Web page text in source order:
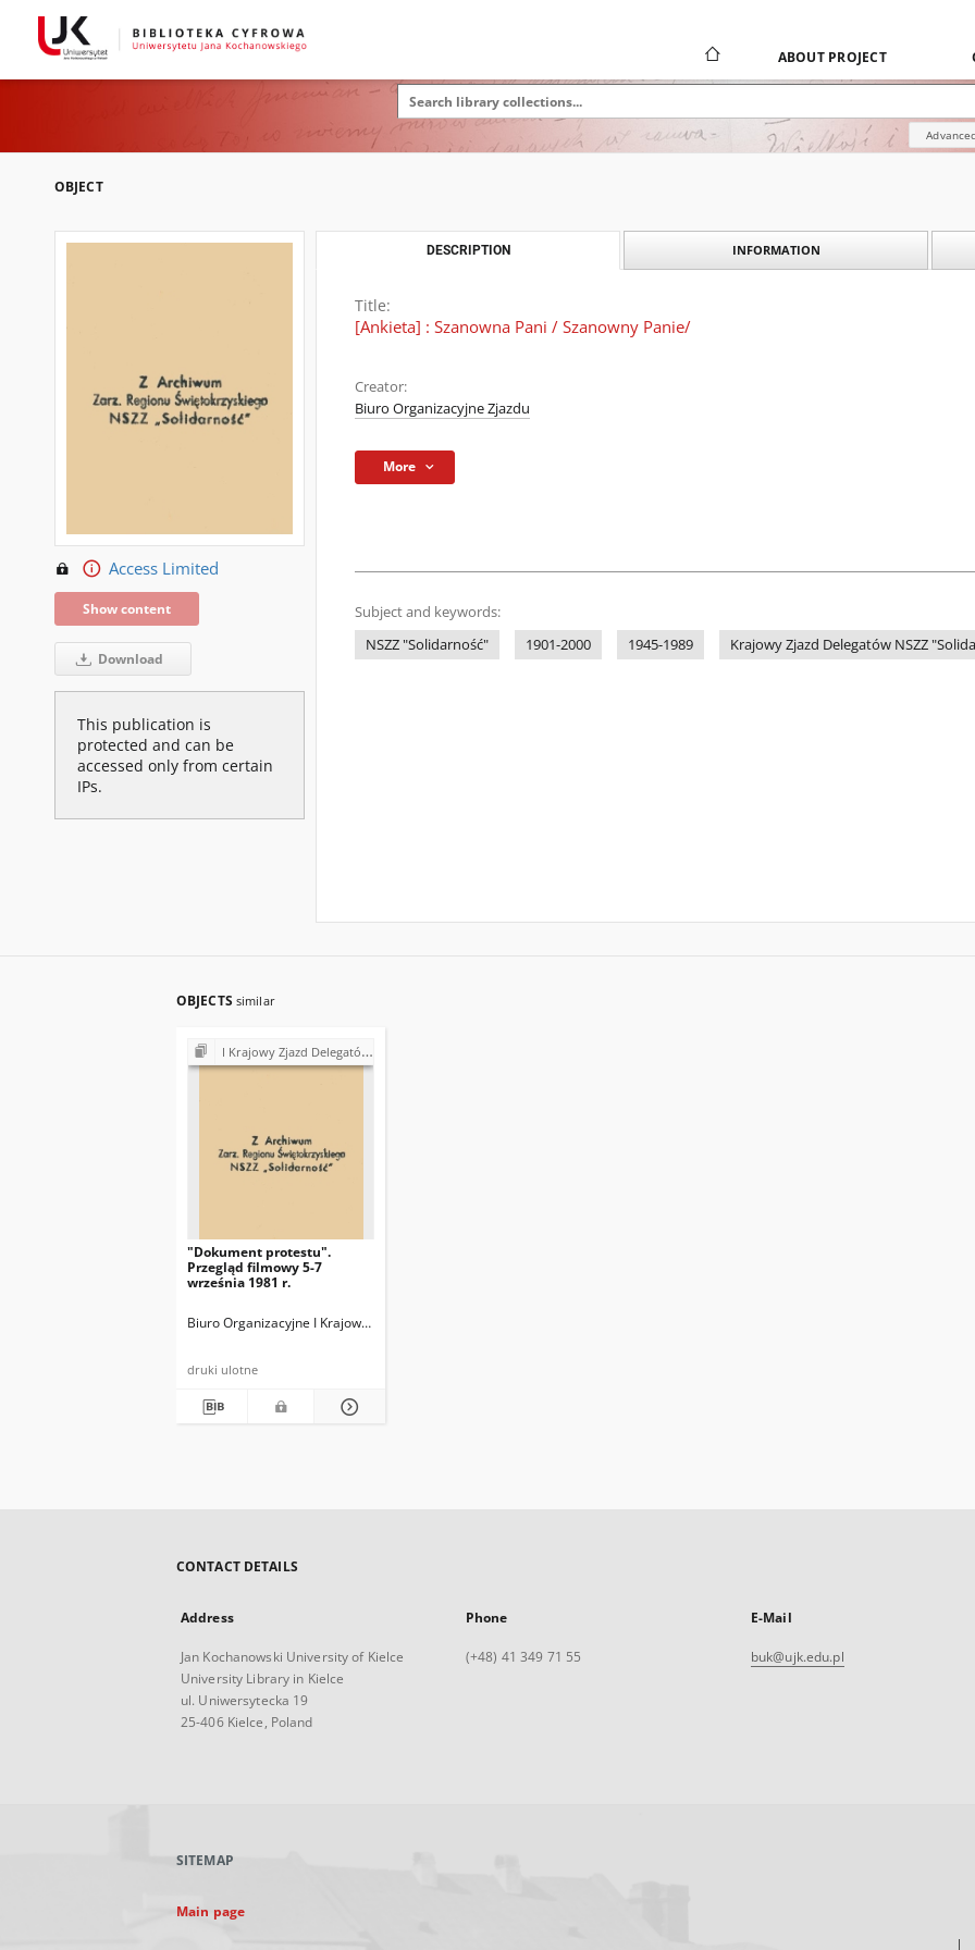
ABOUT PROJECT
OBJECT
Access Limited
Show content
Download
This publication is
protected and can be
accessed only from certain
IPs.
DESCRIPTION INFORMATION
Title:
[Ankieta] : Szanowna Pani / Szanowny Panie/
Creator:
Biuro Organizacyjne Zjazdu
More
Subject and keywords:
NSZZ "Solidarność"
1901-2000 1945-1989 Krajowy Zjazd Delegatów NSZZ
OBJECTS similar
I Krajowy Zjazd Delegatów NSZZ "Solidarność" (1981)
"Dokument protestu".
Przegląd filmowy 5-7
września 1981 r.
Biuro Organizacyjne I Krajowego Zjazdu Delegatów NSZZ "Solidarność"
druki ulotne
CONTACT DETAILS
Address
Jan Kochanowski University of Kielce
University Library in Kielce
ul. Uniwersytecka 19
25-406 Kielce, Poland
Phone
(+48) 41 349 71 55
E-Mail
buk@ujk.edu.pl
SITEMAP
Main page